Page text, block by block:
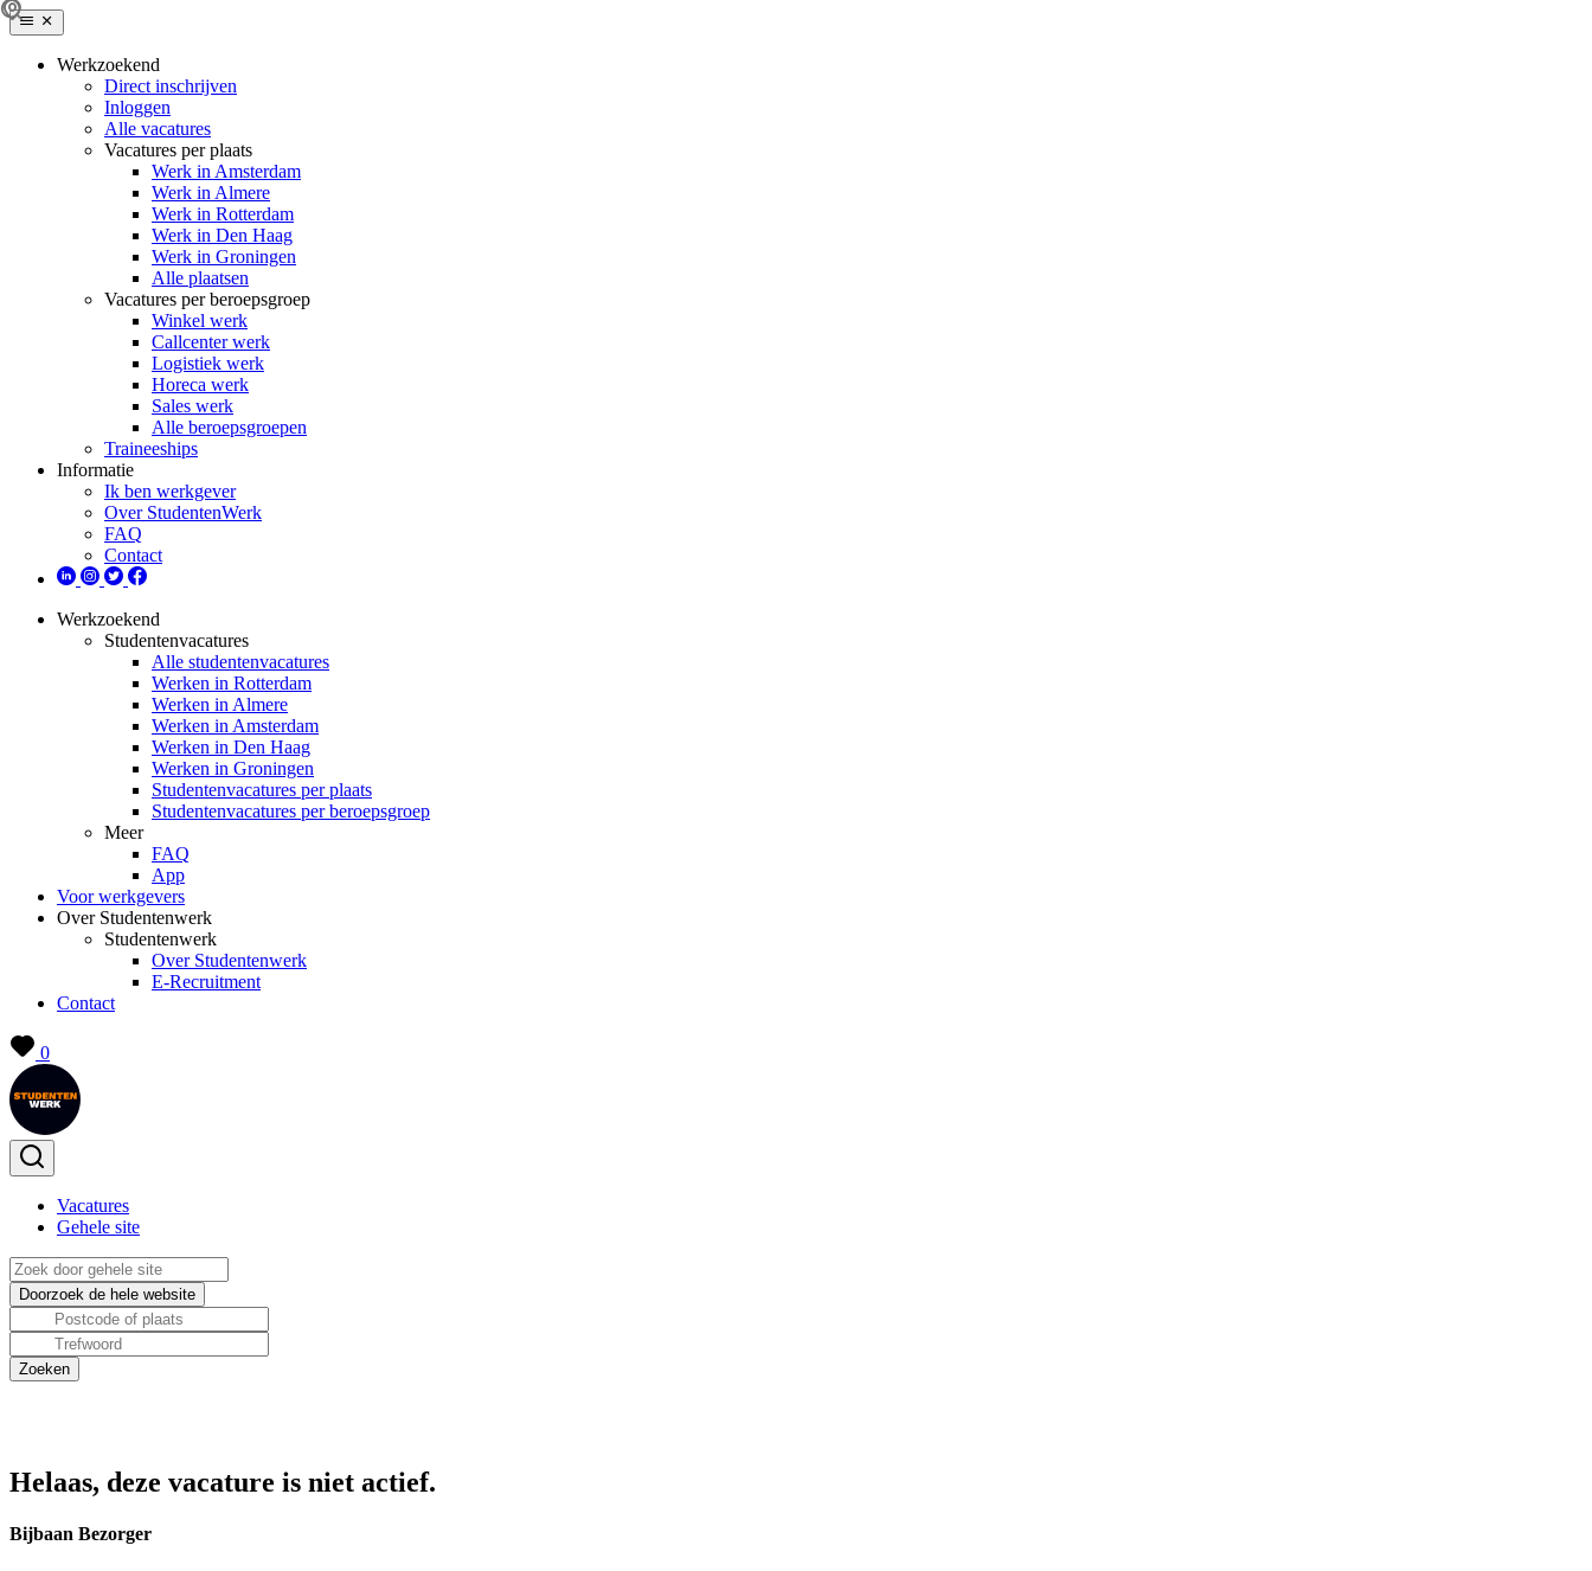
Werkzoekend
Direct inschrijven
Inloggen
Alle vacatures
Vacatures per plaats
Werk in Amsterdam
Werk in Almere
Werk in Rotterdam
Werk in Den Haag
Werk in Groningen
Alle plaatsen
Vacatures per beroepsgroep
Winkel werk
Callcenter werk
Logistiek werk
Horeca werk
Sales werk
Alle beroepsgroepen
Traineeships
Informatie
Ik ben werkgever
Over StudentenWerk
FAQ
Contact
Werkzoekend
Studentenvacatures
Alle studentenvacatures
Werken in Rotterdam
Werken in Almere
Werken in Amsterdam
Werken in Den Haag
Werken in Groningen
Studentenvacatures per plaats
Studentenvacatures per beroepsgroep
Meer
FAQ
App
Voor werkgevers
Over Studentenwerk
Studentenwerk
Over Studentenwerk
E-Recruitment
Contact
0
Vacatures
Gehele site
Helaas, deze vacature is niet actief.
Bijbaan Bezorger